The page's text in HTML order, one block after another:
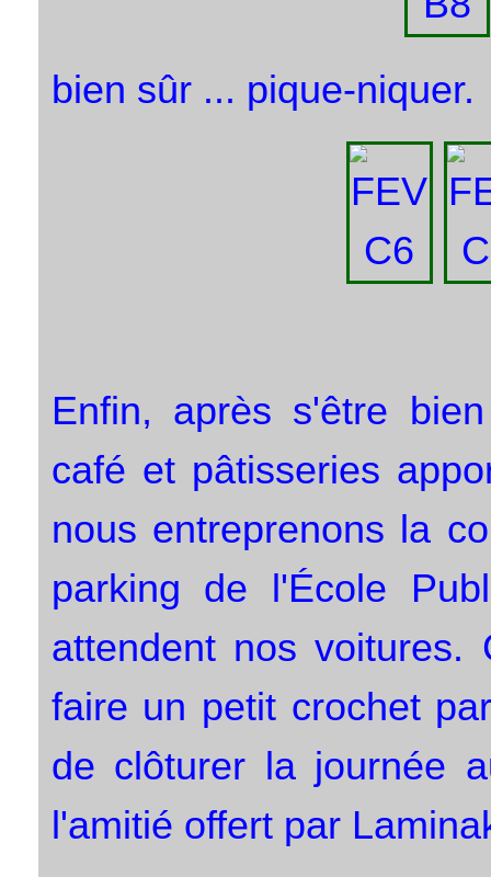
bien sûr ... pique-niquer.
Enfin, après s'être
café et pâtisseries
nous entreprenons la
parking de l'École
attendent nos
faire un petit crochet
de clôturer la journée
l'amitié offert par